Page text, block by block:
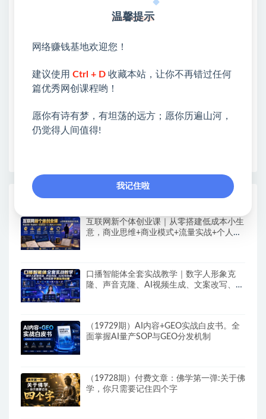
❤本站：本站整合多方资源站，主要面向互联网创业
❤能助您：找项目 + 低成本创业 + 减少信息差 + 见识
各种项目 + 提升网创认知。
开启网络之门，广受好评！
❤如果您也依存于互联网，欢迎加入本站会员，将尽
热门课程展示
互联网新个体创业课｜从零搭建低成本小生
意，商业思维+商业模式+流量实战+个人成
口播智能体全套实战教学｜数字人形象克
隆、声音克隆、AI视频生成、文案改写、软
（19729期）AI内容+GEO实战白皮书。全
面掌握AI量产SOP与GEO分发机制
（19728期）付费文章：佛学第一弹:关于佛
学，你只需要记住四个字
温馨提示
网络赚钱基地欢迎您！
建议使用 Ctrl + D 收藏本站，让你不再错过任何
篇优秀网创课程哟！
愿你有诗有梦，有坦荡的远方；愿你历遍山河，
仍觉得人间值得!
我记住啦